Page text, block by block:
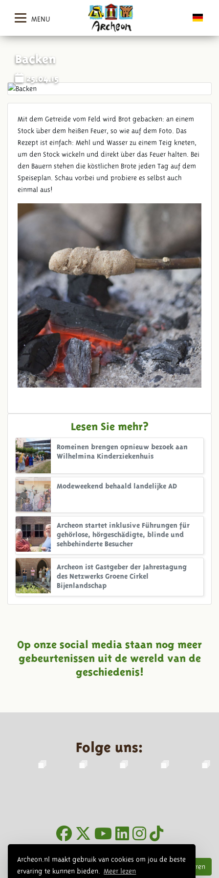
Archeon.nl maakt gebruik van cookies om jou de beste
ervaring te kunnen bieden.
Meer lezen
MENU
Backen
25.04.15
Mit dem Getreide vom Feld wird Brot gebacken: an einem
Stock über dem heißen Feuer, so wie auf dem Foto. Das
Rezept ist einfach: Mehl und Wasser zu einem Teig kneten,
um den Stock wickeln und direkt über das Feuer halten. Bei
den Bauern stehen die köstlichen Brote jeden Tag auf dem
Speiseplan. Schau vorbei und probiere es selbst auch
einmal aus!
Lesen Sie mehr?
Romeinen brengen opnieuw bezoek aan
Wilhelmina Kinderziekenhuis
Modeweekend behaald landelijke AD
Archeon startet inklusive Führungen für
gehörlose, hörgeschädigte, blinde und
sehbehinderte Besucher
Archeon ist Gastgeber der Jahrestagung
des Netzwerks Groene Cirkel
Bijenlandschap
Op onze social media staan nog meer
gebeurtenissen uit de wereld van de
geschiedenis!
Folge uns:
Abonnieren